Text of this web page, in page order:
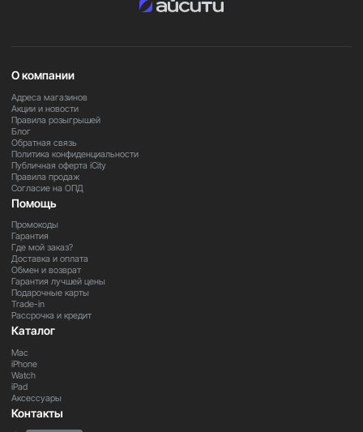
О компании
Адреса магазинов
Акции и новости
Правила розыгрышей
Блог
Обратная связь
Политика конфиденциальности
Публичная оферта iCity
Правила продаж
Согласие на ОПД
Помощь
Промокоды
Гарантия
Где мой заказ?
Доставка и оплата
Обмен и возврат
Гарантия лучшей цены
Подарочные карты
Trade-in
Рассрочка и кредит
Каталог
Mac
iPhone
Watch
iPad
Аксессуары
Контакты